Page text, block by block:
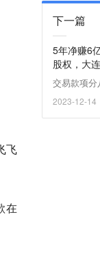
飞
在
下一篇
5年净赚6
股权，大
交易款项分
2023-12-14